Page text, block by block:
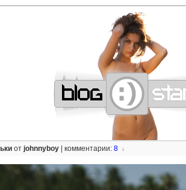
——————————————————
от johnnyboy комментарии: 8 ↓